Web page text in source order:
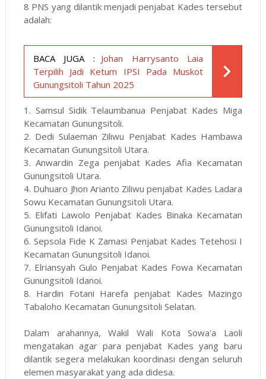
8 PNS yang dilantik menjadi penjabat Kades tersebut
adalah:
BACA JUGA : Johan Harrysanto Laia
Terpilih Jadi Ketum IPSI Pada Muskot
Gunungsitoli Tahun 2025
1. Samsul Sidik Telaumbanua Penjabat Kades Miga
Kecamatan Gunungsitoli.
2. Dedi Sulaeman Ziliwu Penjabat Kades Hambawa
Kecamatan Gunungsitoli Utara.
3. Anwardin Zega penjabat Kades Afia Kecamatan
Gunungsitoli Utara.
4. Duhuaro Jhon Arianto Ziliwu penjabat Kades Ladara
Sowu Kecamatan Gunungsitoli Utara.
5. Elifati Lawolo Penjabat Kades Binaka Kecamatan
Gunungsitoli Idanoi.
6. Sepsola Fide K Zamasi Penjabat Kades Tetehosi I
Kecamatan Gunungsitoli Idanoi.
7. Elriansyah Gulo Penjabat Kades Fowa Kecamatan
Gunungsitoli Idanoi.
8. Hardin Fotani Harefa penjabat Kades Mazingo
Tabaloho Kecamatan Gunungsitoli Selatan.
Dalam arahannya, Wakil Wali Kota Sowa'a Laoli
mengatakan agar para penjabat Kades yang baru
dilantik segera melakukan koordinasi dengan seluruh
elemen masyarakat yang ada didesa.